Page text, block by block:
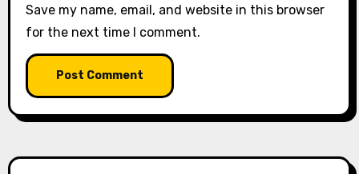
Save my name, email, and website in this browser
for the next time I comment.